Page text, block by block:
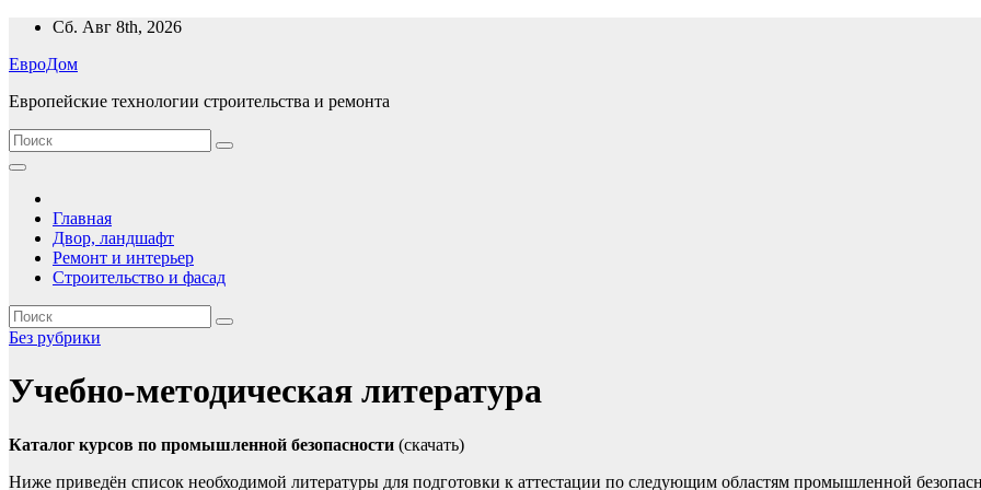
Перейти
содержимому
Сб. Авг 8th, 2026
ЕвроДом
Европейские технологии строительства и ремонта
Главная
Двор, ландшафт
Ремонт и интерьер
Строительство и фасад
Без рубрики
Учебно-методическая литература
Каталог курсов по промышленной безопасности (скачать)
Ниже приведён список необходимой литературы для подготовки к аттестации по следующим областям промышленной